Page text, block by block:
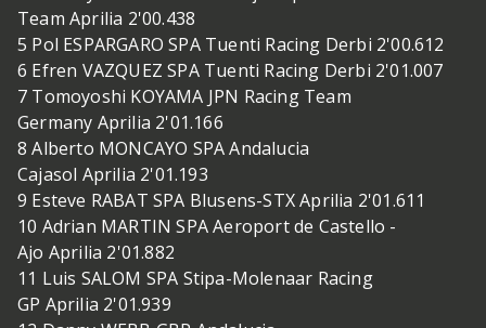
Team Aprilia 2'00.438
5 Pol ESPARGARO SPA Tuenti Racing Derbi 2'00.612
6 Efren VAZQUEZ SPA Tuenti Racing Derbi 2'01.007
7 Tomoyoshi KOYAMA JPN Racing Team
Germany Aprilia 2'01.166
8 Alberto MONCAYO SPA Andalucia
Cajasol Aprilia 2'01.193
9 Esteve RABAT SPA Blusens-STX Aprilia 2'01.611
10 Adrian MARTIN SPA Aeroport de Castello -
Ajo Aprilia 2'01.882
11 Luis SALOM SPA Stipa-Molenaar Racing
GP Aprilia 2'01.939